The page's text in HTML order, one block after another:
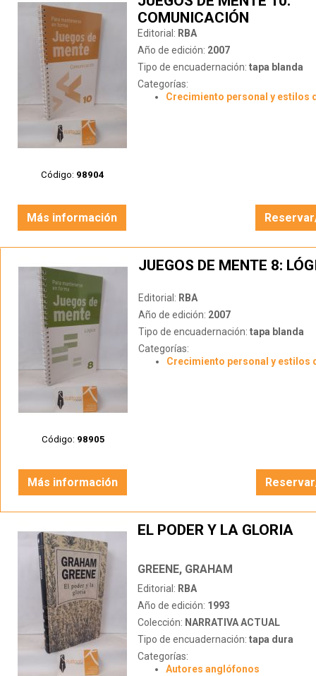
Código: 98904
COMUNICACIÓN
Editorial: RBA
Año de edición: 2007
Tipo de encuadernación: tapa blanda
Categorías:
Crecimiento personal y estilos
Más información
Código: 98905
JUEGOS DE MENTE 8:
Editorial: RBA
Año de edición: 2007
Tipo de encuadernación: tapa blanda
Categorías:
Crecimiento personal y estilos
Más información
EL PODER Y LA GLORIA
GREENE, GRAHAM
Editorial: RBA
Año de edición: 1993
Colección: NARRATIVA ACTUAL
Tipo de encuadernación: tapa dura
Categorías:
Autores anglófonos